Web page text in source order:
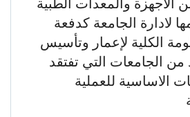
لادارة الجامعة كدفعة
الكلية لإعمار وتأسيس
من الجامعات التي تفتقد
الاساسية للعملية